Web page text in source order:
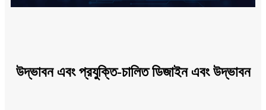
উদ্ভাবন এবং প্রযুক্তি-চালিত ডিজাইন এবং উদ্ভাবন